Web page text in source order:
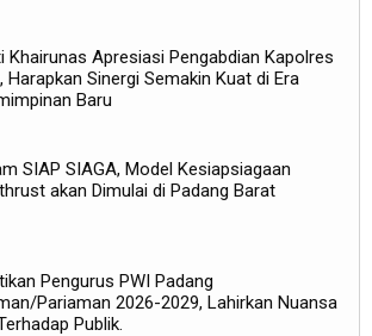
Khairunas Apresiasi Pengabdian Kapolres
Harapkan Sinergi Semakin Kuat di Era
Baru
SIAP SIAGA, Model Kesiapsiagaan
akan Dimulai di Padang Barat
Pengurus PWI Padang
Pariaman 2026-2029, Lahirkan Nuansa
Publik.